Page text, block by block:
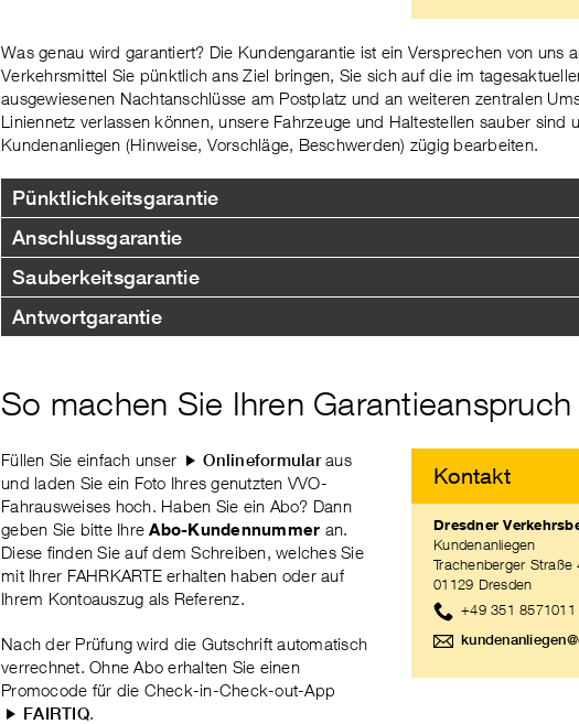
Was genau wird garantiert? Die Kundengarantie ist ein Versprechen von uns
Verkehrsmittel Sie pünktlich ans Ziel bringen, Sie sich auf die im
ausgewiesenen Nachtanschlüsse am Postplatz und an weiteren zentralen
Liniennetz verlassen können, unsere Fahrzeuge und Haltestellen sauber sind
Kundenanliegen (Hinweise, Vorschläge, Beschwerden) zügig bearbeiten.
Pünktlichkeitsgarantie
Anschlussgarantie
Sauberkeitsgarantie
Antwortgarantie
So machen Sie Ihren
Kontakt
Dresdner
Kundenanliegen
Trachenberger Straße
01129 Dresden
+49 351 8571011
Füllen Sie einfach unser Onlineformularaus
und laden Sie ein Foto Ihres genutzten VVO-
Fahrausweises hoch. Haben Sie ein Abo? Dann
geben Sie bitte IhreAbo-Kundennummer an.
Diese finden Sie auf dem Schreiben, welches Sie
mit Ihrer FAHRKARTE erhalten haben oder auf
Ihrem Kontoauszug als Referenz.
Nach der Prüfung wird die Gutschrift automatisch
verrechnet. Ohne Abo erhalten Sie einen
Promocode für die Check-in-Check-out-App
FAIRTIQ.